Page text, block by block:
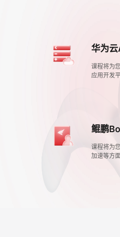
华为
课程将为
应用开发
鲲鹏
课程将为
加速等方